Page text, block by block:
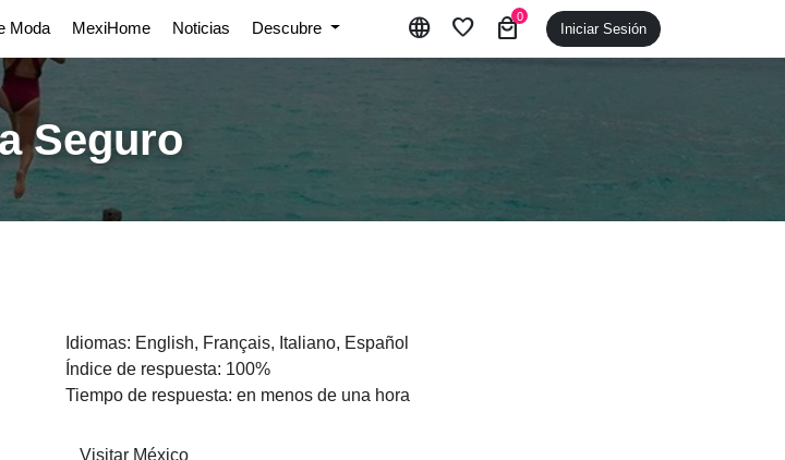
Moda MexiHome Noticias Descubre language favorite 0
local_mall Iniciar Sesión
Seguro
Idiomas: English, Français, Italiano, Español
Índice de respuesta: 100%
Tiempo de respuesta: en menos de una hora
Visitar México